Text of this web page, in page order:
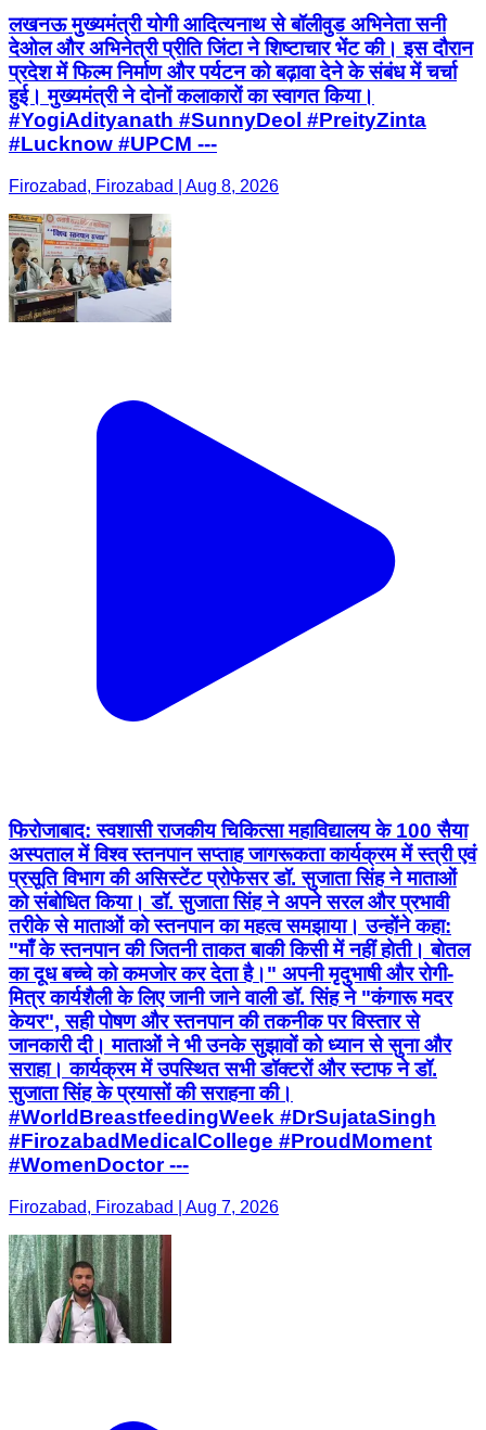
लखनऊ मुख्यमंत्री योगी आदित्यनाथ से बॉलीवुड अभिनेता सनी
देओल और अभिनेत्री प्रीति जिंटा ने शिष्टाचार भेंट की। इस दौरान
प्रदेश में फिल्म निर्माण और पर्यटन को बढ़ावा देने के संबंध में चर्चा
हुई। मुख्यमंत्री ने दोनों कलाकारों का स्वागत किया।
#YogiAdityanath #SunnyDeol #PreityZinta
#Lucknow #UPCM ---
Firozabad, Firozabad | Aug 8, 2026
फिरोजाबाद: स्वशासी राजकीय चिकित्सा महाविद्यालय के 100 सैया
अस्पताल में विश्व स्तनपान सप्ताह जागरूकता कार्यक्रम में स्त्री एवं
प्रसूति विभाग की असिस्टेंट प्रोफेसर डॉ. सुजाता सिंह ने माताओं
को संबोधित किया। डॉ. सुजाता सिंह ने अपने सरल और प्रभावी
तरीके से माताओं को स्तनपान का महत्व समझाया। उन्होंने कहा:
"माँ के स्तनपान की जितनी ताकत बाकी किसी में नहीं होती। बोतल
का दूध बच्चे को कमजोर कर देता है।" अपनी मृदुभाषी और रोगी-
मित्र कार्यशैली के लिए जानी जाने वाली डॉ. सिंह ने "कंगारू मदर
केयर", सही पोषण और स्तनपान की तकनीक पर विस्तार से
जानकारी दी। माताओं ने भी उनके सुझावों को ध्यान से सुना और
सराहा। कार्यक्रम में उपस्थित सभी डॉक्टरों और स्टाफ ने डॉ.
सुजाता सिंह के प्रयासों की सराहना की।
#WorldBreastfeedingWeek #DrSujataSingh
#FirozabadMedicalCollege #ProudMoment
#WomenDoctor ---
Firozabad, Firozabad | Aug 7, 2026